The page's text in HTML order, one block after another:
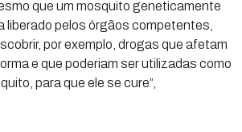
que um mosquito geneticamente
liberado pelos órgãos competentes,
por exemplo, drogas que afetam
e que poderiam ser utilizadas como
para que ele se cure”,